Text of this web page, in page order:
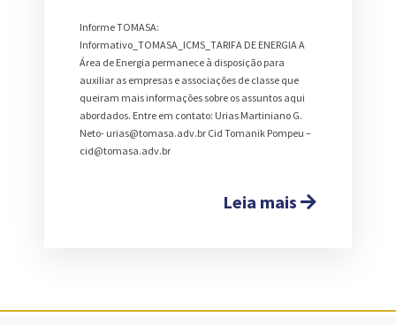
Informe TOMASA:
Informativo_TOMASA_ICMS_TARIFA DE ENERGIA A
Área de Energia permanece à disposição para
auxiliar as empresas e associações de classe que
queiram mais informações sobre os assuntos aqui
abordados. Entre em contato: Urias Martiniano G.
Neto- urias@tomasa.adv.br Cid Tomanik Pompeu –
cid@tomasa.adv.br
Leia mais